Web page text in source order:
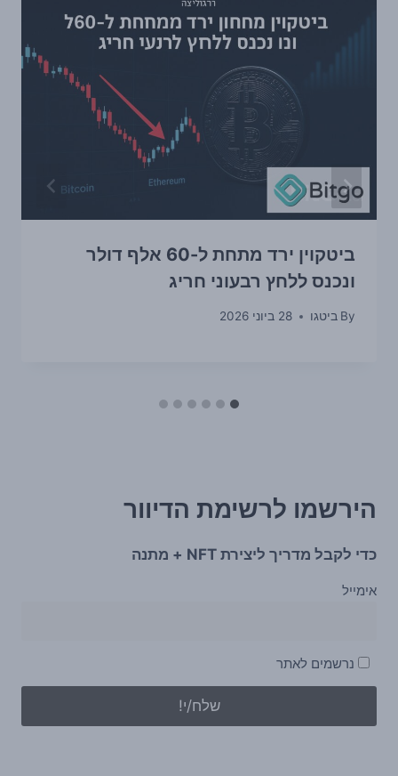
ביטקוין ירד מתחת ל-60 אלף דולר
ונכנס ללחץ רבעוני חריג
By ביטגו 28 ביוני 2026
הירשמו לרשימת הדיוור
כדי לקבל מדריך ליצירת NFT + מתנה
אימייל
נרשמים לאתר